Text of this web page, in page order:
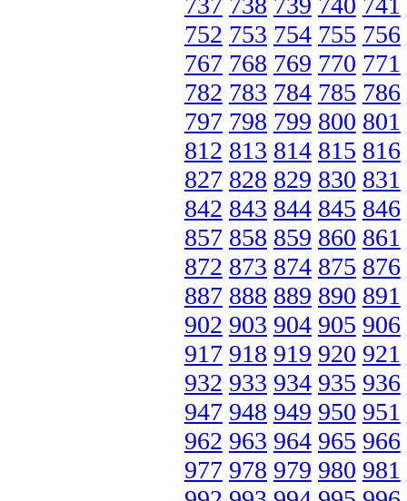
752 753 754 755 756
767 768 769 770 771
782 783 784 785 786
797 798 799 800 801
812 813 814 815 816
827 828 829 830 831
842 843 844 845 846
857 858 859 860 861
872 873 874 875 876
887 888 889 890 891
902 903 904 905 906
917 918 919 920 921
932 933 934 935 936
947 948 949 950 951
962 963 964 965 966
977 978 979 980 981